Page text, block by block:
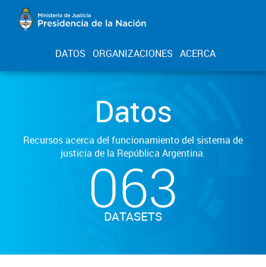
DATOS ORGANIZACIONES ACERCA
Datos
Recursos acerca del funcionamiento del sistema de
justicia de la República Argentina.
063
DATASETS